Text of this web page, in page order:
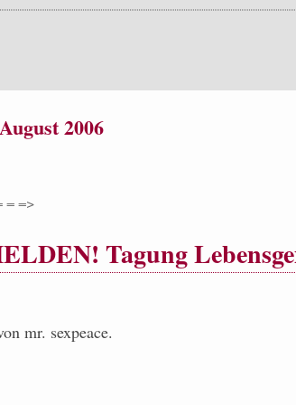
2006
= =>
Tagung
mr. sexpeace.